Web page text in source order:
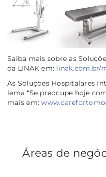
Saiba mais sobre as
da LINAK em: linak.com.br/
As Soluções Hospitalares
lema “Se preocupe hoje
mais em:
Áreas de